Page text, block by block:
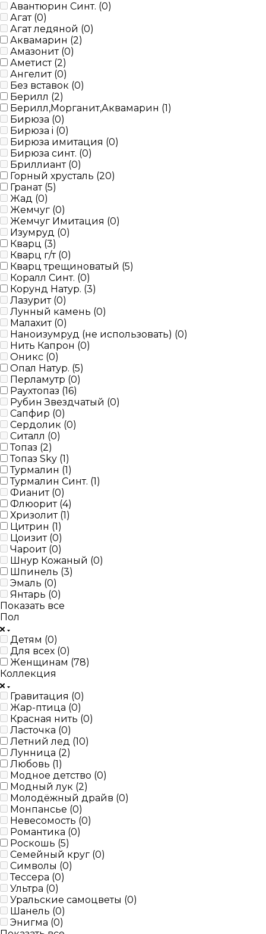
Авантюрин Синт. (0)
Агат (0)
Агат ледяной (0)
Аквамарин (2)
Амазонит (0)
Аметист (2)
Ангелит (0)
Без вставок (0)
Берилл (2)
Берилл,Морганит,Аквамарин (1)
Бирюза (0)
Бирюза i (0)
Бирюза имитация (0)
Бирюза синт. (0)
Бриллиант (0)
Горный хрусталь (20)
Гранат (5)
Жад (0)
Жемчуг (0)
Жемчуг Имитация (0)
Изумруд (0)
Кварц (3)
Кварц г/т (0)
Кварц трещиноватый (5)
Коралл Синт. (0)
Корунд Натур. (3)
Лазурит (0)
Лунный камень (0)
Малахит (0)
Наноизумруд (не использовать) (0)
Нить Капрон (0)
Оникс (0)
Опал Натур. (5)
Перламутр (0)
Раухтопаз (16)
Рубин Звездчатый (0)
Сапфир (0)
Сердолик (0)
Ситалл (0)
Топаз (2)
Топаз Sky (1)
Турмалин (1)
Турмалин Синт. (1)
Фианит (0)
Флюорит (4)
Хризолит (1)
Цитрин (1)
Цоизит (0)
Чароит (0)
Шнур Кожаный (0)
Шпинель (3)
Эмаль (0)
Янтарь (0)
Показать все
Пол
Детям (0)
Для всех (0)
Женщинам (78)
Коллекция
Гравитация (0)
Жар-птица (0)
Красная нить (0)
Ласточка (0)
Летний лед (10)
Лунница (2)
Любовь (1)
Модное детство (0)
Модный лук (2)
Молодёжный драйв (0)
Монпансье (0)
Невесомость (0)
Романтика (0)
Роскошь (5)
Семейный круг (0)
Символы (0)
Тессера (0)
Ультра (0)
Уральские самоцветы (0)
Шанель (0)
Энигма (0)